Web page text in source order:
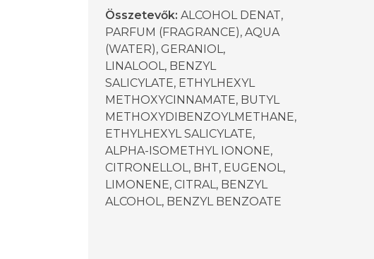
Összetevők: ALCOHOL DENAT,
PARFUM (FRAGRANCE), AQUA
(WATER), GERANIOL,
LINALOOL, BENZYL
SALICYLATE, ETHYLHEXYL
METHOXYCINNAMATE, BUTYL
METHOXYDIBENZOYLMETHANE,
ETHYLHEXYL SALICYLATE,
ALPHA-ISOMETHYL IONONE,
CITRONELLOL, BHT, EUGENOL,
LIMONENE, CITRAL, BENZYL
ALCOHOL, BENZYL BENZOATE